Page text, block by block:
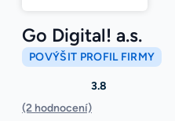
Go Digital! a.s.
POVÝŠIT PROFIL FIRMY
3.8
(2 hodnocení)